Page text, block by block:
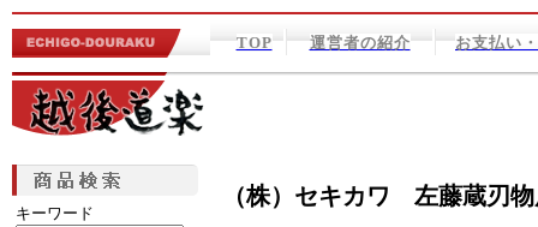
TOP 運営者の紹介 お支払い
キーワード
（株）セキカワ 左藤蔵刃